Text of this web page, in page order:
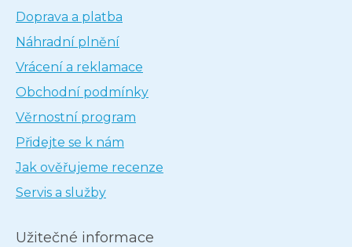
Doprava a platba
Náhradní plnění
Vrácení a reklamace
Obchodní podmínky
Věrnostní program
Přidejte se k nám
Jak ověřujeme recenze
Servis a služby
Užitečné informace